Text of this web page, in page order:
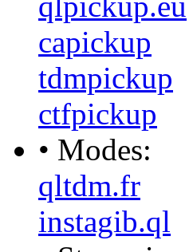
capickup
tdmpickup
ctfpickup
• Modes:
qltdm.fr
instagib.ql